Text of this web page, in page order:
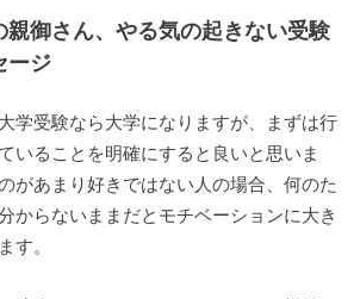
親御さん、やる気の起きない受験
ージ
学受験なら大学になりますが、まずは行
いることを明確にすると良いと思いま
があまり好きではない人の場合、何のた
からないままだとモチベーションに大き
す。